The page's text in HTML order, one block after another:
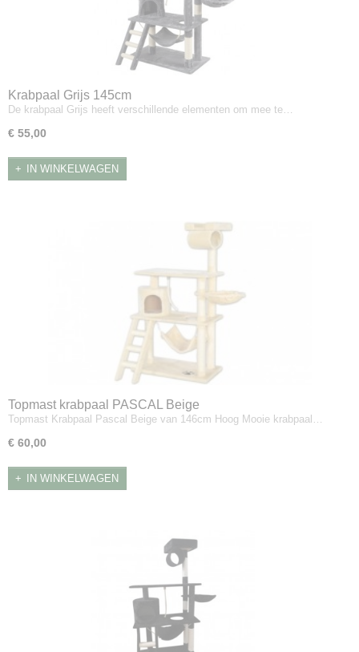
Krabpaal Grijs 145cm
De krabpaal Grijs heeft verschillende elementen om mee te…
€ 55,00
IN WINKELWAGEN
Topmast krabpaal PASCAL Beige
Topmast Krabpaal Pascal Beige van 146cm Hoog Mooie krabpaal…
€ 60,00
IN WINKELWAGEN